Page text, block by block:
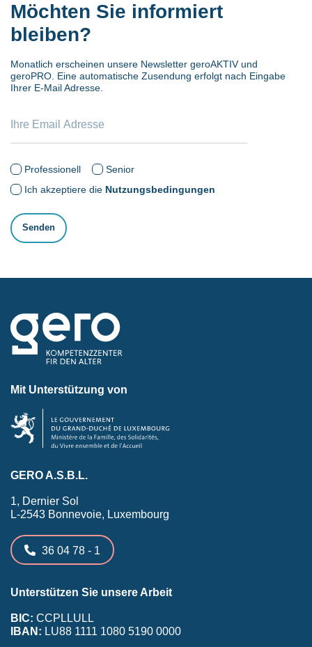
Möchten Sie informiert
bleiben?
Monatlich erscheinen unsere Newsletter geroAKTIV und
geroPRO. Eine automatische Zusendung erfolgt nach Eingabe
Ihrer E-Mail Adresse.
Professionell
Senior
Ich akzeptiere die Nutzungsbedingungen
Mit Unterstützung von
GERO A.S.B.L.
1, Dernier Sol
L-2543 Bonnevoie, Luxembourg
36 04 78 - 1
Unterstützen Sie unsere Arbeit
BIC: CCPLLULL
IBAN: LU88 1111 1080 5190 0000